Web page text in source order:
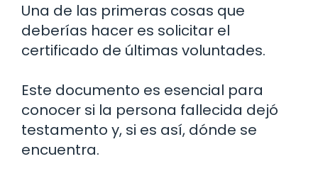
Una de las primeras cosas que
deberías hacer es solicitar el
certificado de últimas voluntades.
Este documento es esencial para
conocer si la persona fallecida dejó
testamento y, si es así, dónde se
encuentra.